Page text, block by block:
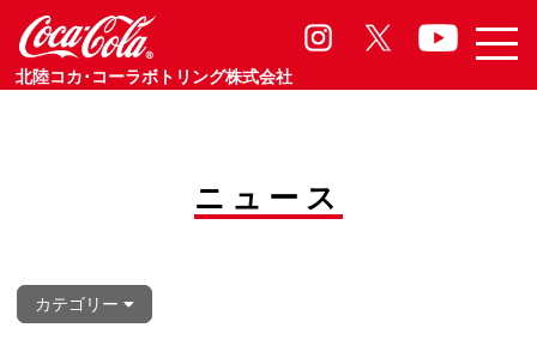
北陸コカ･コーラボトリング株式会社
お知らせ Information
ニュース
カテゴリー